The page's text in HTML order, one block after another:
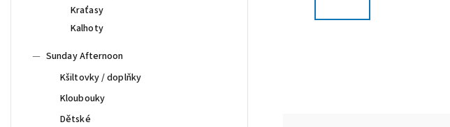
Kraťasy
Kalhoty
Sunday Afternoon
Kšiltovky / doplňky
Kloubouky
Dětské